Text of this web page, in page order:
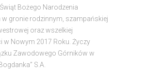
Bożego Narodzenia
gronie rodzinnym, szampańskiej
oraz wszelkiej
w Nowym 2017 Roku. Życzy
Zawodowego Górników w
S.A.